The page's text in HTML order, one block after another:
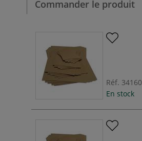
Commander le produit
Réf. 34160
En stock